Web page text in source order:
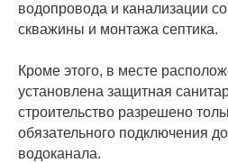
водопровода и канализации
скважины и монтажа септика.
Кроме этого, в месте
установлена защитная
строительство разрешено
обязательного подключения
водоканала.